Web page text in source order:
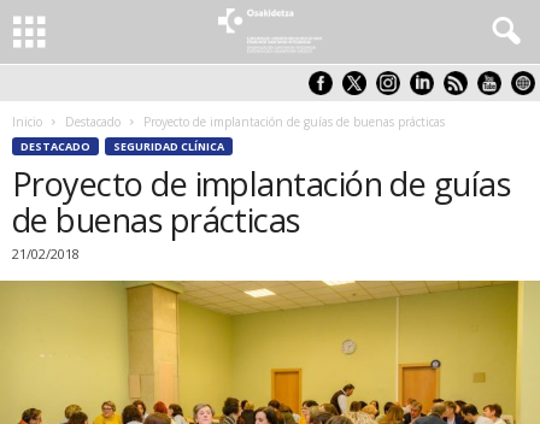
Inicio Destacado Proyecto de implantación de guías de buenas prácticas
DESTACADO SEGURIDAD CLÍNICA
Proyecto de implantación de guías
de buenas prácticas
21/02/2018